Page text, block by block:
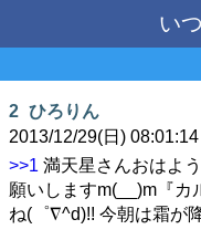
い
2 ひろりん
2013/12/29(日) 08:01:14
>>1 満天星さんおはよ
願いしますm(__)m『カ
ね(゜∇^d)!! 今朝は霜が